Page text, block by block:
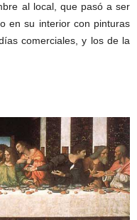
al local, que pasó a ser
en su interior con pinturas
comerciales, y los de la